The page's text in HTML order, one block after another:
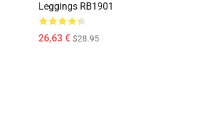
Leggings RB1901
26,63 € $28.95